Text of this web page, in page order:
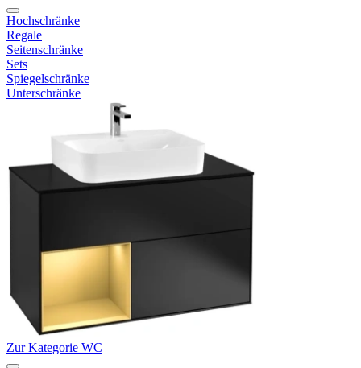
Hochschränke
Regale
Seitenschränke
Sets
Spiegelschränke
Unterschränke
Zur Kategorie WC